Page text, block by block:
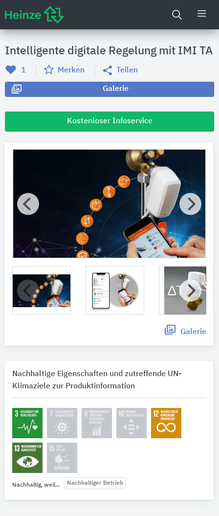
Intelligente digitale Regelung mit IMI TA
1 Merken Teilen
Galerie
Kostenloser Infoservice
Galerie
Nachhaltige Eigenschaften und zutreffende UN-
Klimaziele zur Produktinformation
Nachhaltig, weil... Nachhaltiger Betrieb